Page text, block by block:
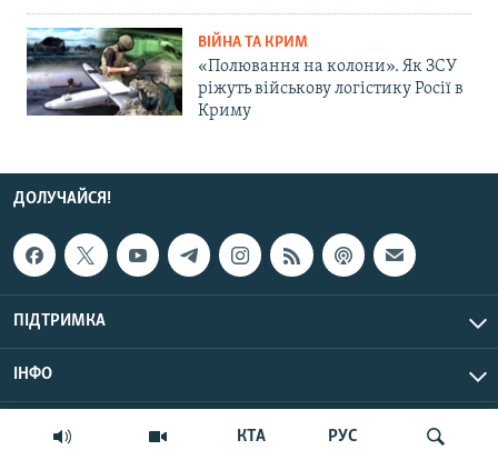
КТА РУС
ВІЙНА ТА КРИМ
«Полювання на колони». Як ЗСУ
ріжуть військову логістику Росії в
Криму
ДОЛУЧАЙСЯ!
ПІДТРИМКА
ІНФО
© Крим.Реалії, 2026 | Усі права застережено.